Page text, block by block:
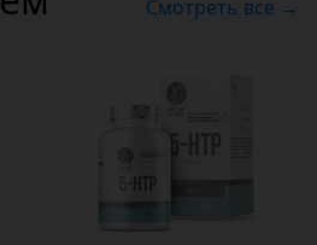
Смотреть все →